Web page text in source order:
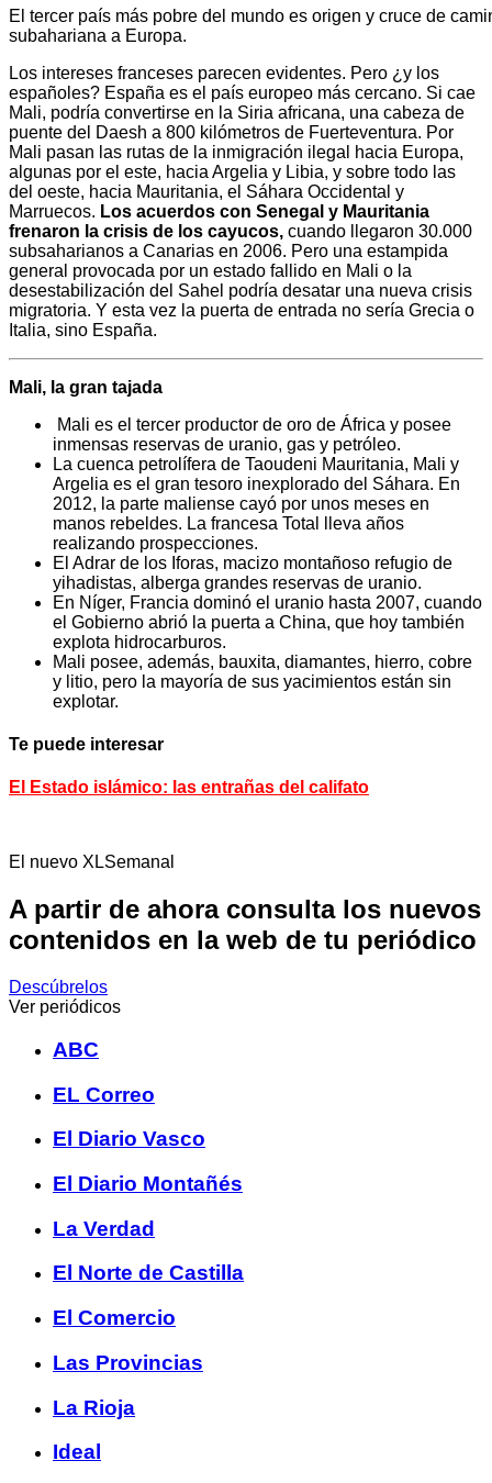
El tercer país más pobre del mundo es origen y cruce de
subahariana a Europa.
Los intereses franceses parecen evidentes. Pero ¿y los
españoles? España es el país europeo más cercano. Si cae
Mali, podría convertirse en la Siria africana, una cabeza de
puente del Daesh a 800 kilómetros de Fuerteventura. Por
Mali pasan las rutas de la inmigración ilegal hacia Europa,
algunas por el este, hacia Argelia y Libia, y sobre todo las
del oeste, hacia Mauritania, el Sáhara Occidental y
Marruecos. Los acuerdos con Senegal y Mauritania
frenaron la crisis de los cayucos, cuando llegaron 30.000
subsaharianos a Canarias en 2006. Pero una estampida
general provocada por un estado fallido en Mali o la
desestabilización del Sahel podría desatar una nueva crisis
migratoria. Y esta vez la puerta de entrada no sería Grecia o
Italia, sino España.
Mali, la gran tajada
Mali es el tercer productor de oro de África y posee
inmensas reservas de uranio, gas y petróleo.
La cuenca petrolífera de Taoudeni Mauritania, Mali y
Argelia es el gran tesoro inexplorado del Sáhara. En
2012, la parte maliense cayó por unos meses en
manos rebeldes. La francesa Total lleva años
realizando prospecciones.
El Adrar de los Iforas, macizo montañoso refugio de
yihadistas, alberga grandes reservas de uranio.
En Níger, Francia dominó el uranio hasta 2007, cuando
el Gobierno abrió la puerta a China, que hoy también
explota hidrocarburos.
Mali posee, además, bauxita, diamantes, hierro, cobre
y litio, pero la mayoría de sus yacimientos están sin
explotar.
Te puede interesar
El Estado islámico: las entrañas del califato
El nuevo XLSemanal
A partir de ahora consulta los nuevos
contenidos en la web de tu periódico
Descúbrelos
Ver periódicos
ABC
EL Correo
El Diario Vasco
El Diario Montañés
La Verdad
El Norte de Castilla
El Comercio
Las Provincias
La Rioja
Ideal